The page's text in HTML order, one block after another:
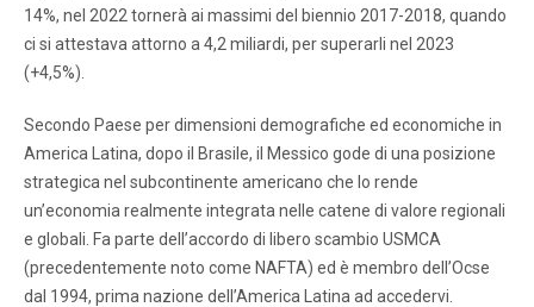
14%, nel 2022 tornerà ai massimi del biennio 2017-2018, quando
ci si attestava attorno a 4,2 miliardi, per superarli nel 2023
(+4,5%).
Secondo Paese per dimensioni demografiche ed economiche in
America Latina, dopo il Brasile, il Messico gode di una posizione
strategica nel subcontinente americano che lo rende
un’economia realmente integrata nelle catene di valore regionali
e globali. Fa parte dell’accordo di libero scambio USMCA
(precedentemente noto come NAFTA) ed è membro dell’Ocse
dal 1994, prima nazione dell’America Latina ad accedervi.